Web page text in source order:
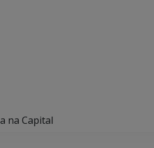
na Capital